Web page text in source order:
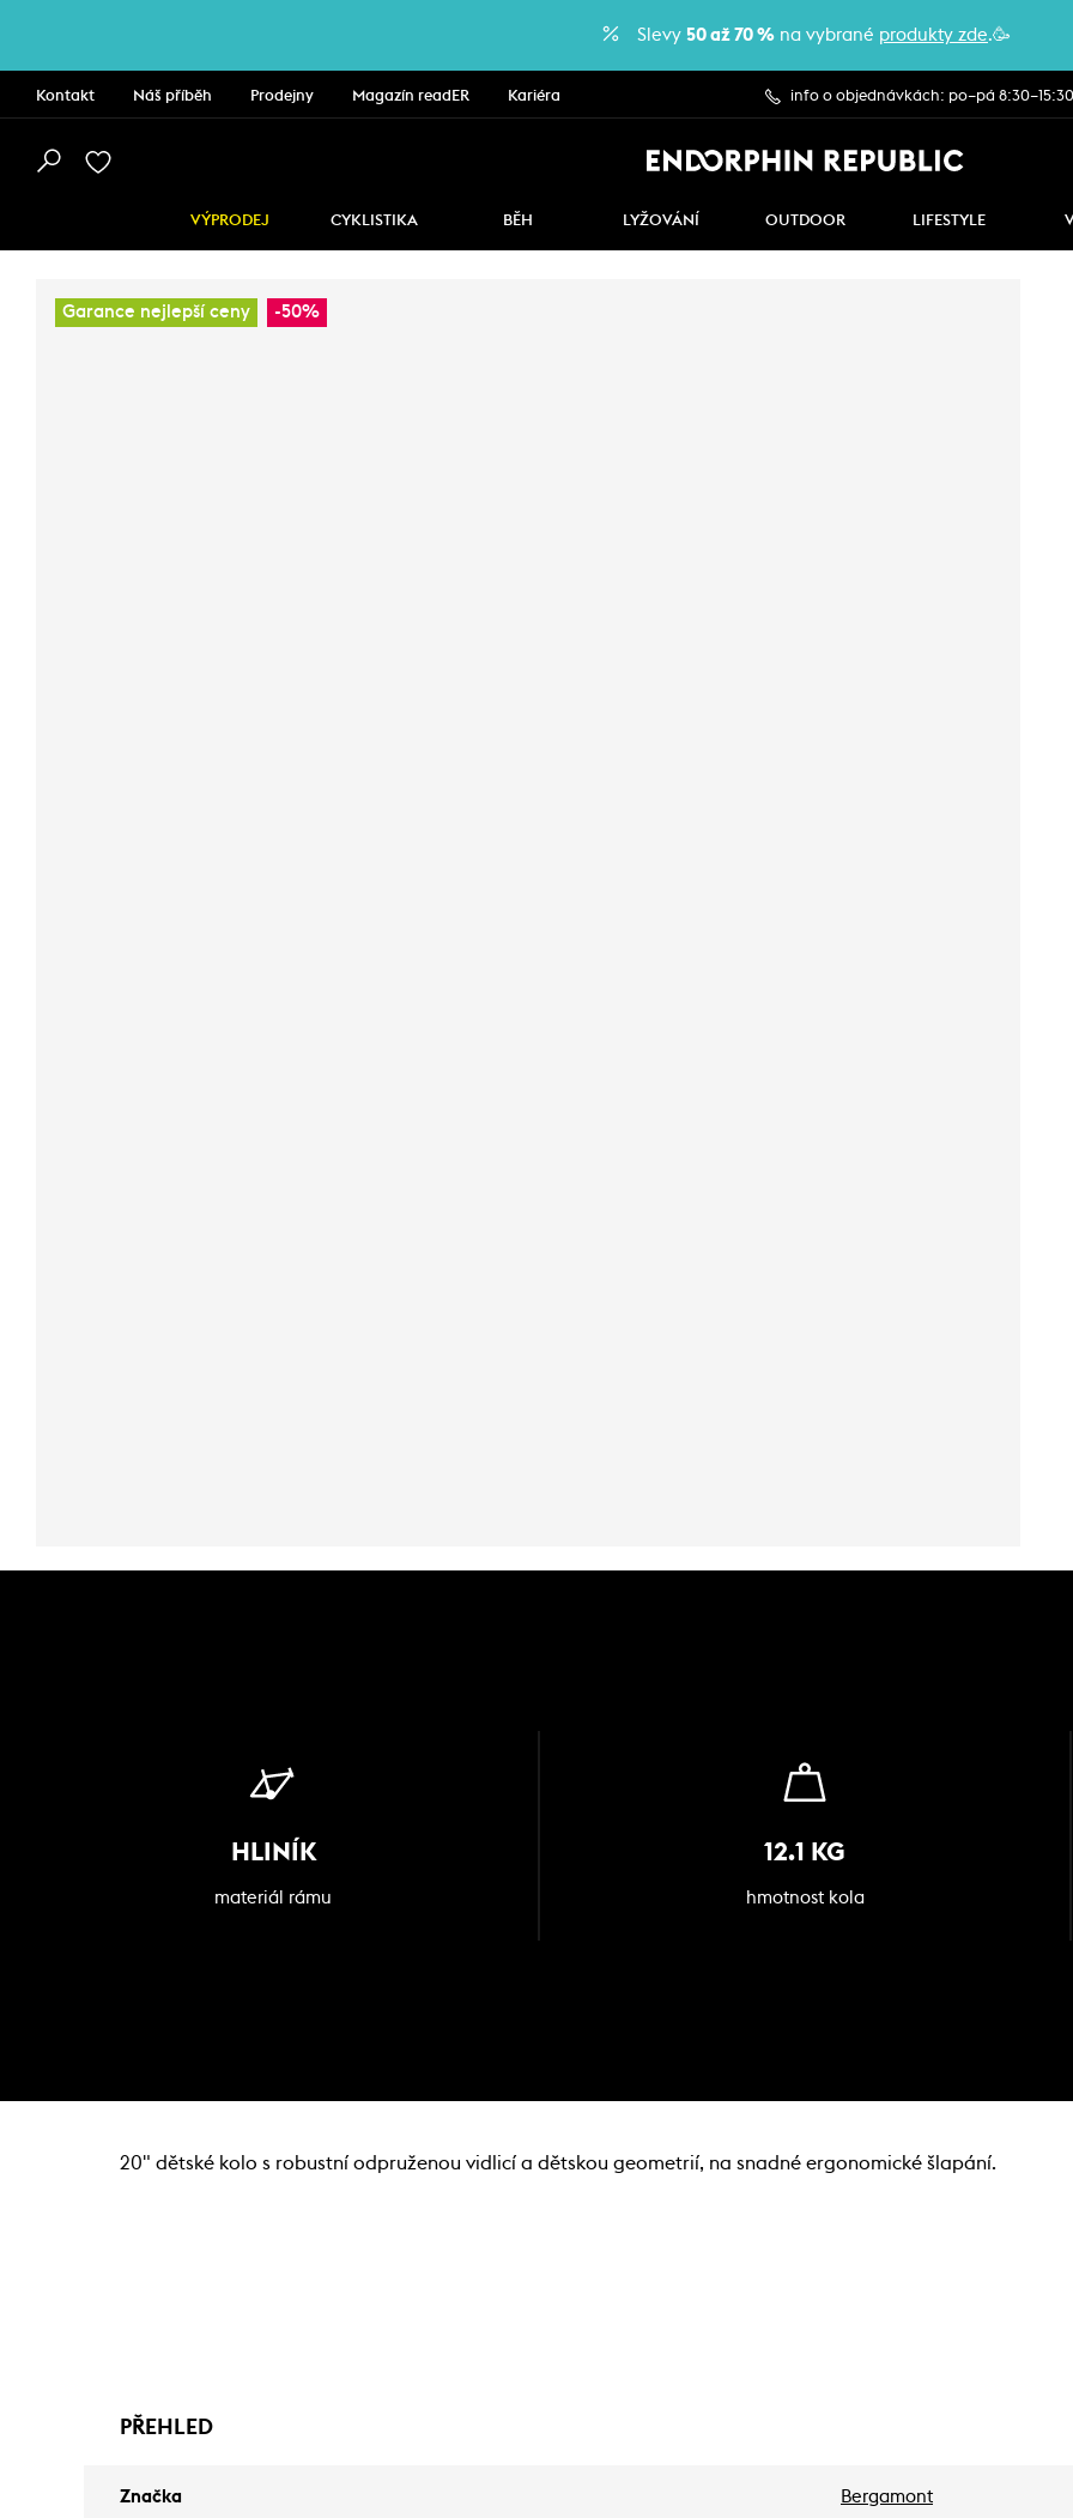
Slevy 50 až 70 % na vybrané produkty zde.🥳
Kontakt Náš příběh Prodejny Magazín readER Kariéra info o objednávkách: po–pá 8:30–15:30
VÝPRODEJ CYKLISTIKA BĚH LYŽOVÁNÍ OUTDOOR LIFESTYLE
Garance nejlepší ceny -50%
HLINÍK
materiál rámu
12.1 KG
hmotnost kola
20" dětské kolo s robustní odpruženou vidlicí a dětskou geometrií, na snadné ergonomické šlapání.
PŘEHLED
Značka Bergamont